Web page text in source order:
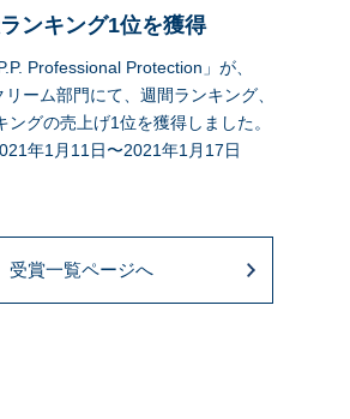
ンキング1位を獲得
Professional Protection」が、
ーム部門にて、週間ランキング、
ングの売上げ1位を獲得しました。
年1月11日〜2021年1月17日
受賞一覧ページへ